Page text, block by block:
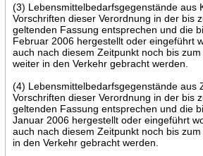
(3) Lebensmittelbedarfsgegenstände aus
Vorschriften dieser Verordnung in der bis
geltenden Fassung entsprechen und die
Februar 2006 hergestellt oder eingeführt
auch nach diesem Zeitpunkt noch bis
weiter in den Verkehr gebracht werden.
(4) Lebensmittelbedarfsgegenstände aus
Vorschriften dieser Verordnung in der bis
geltenden Fassung entsprechen und die
Januar 2006 hergestellt oder eingeführt
auch nach diesem Zeitpunkt noch bis
in den Verkehr gebracht werden.